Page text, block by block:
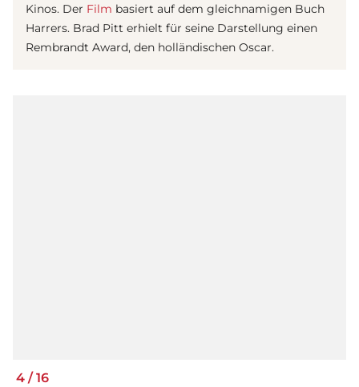
Kinos. Der Film basiert auf dem gleichnamigen Buch
Harrers. Brad Pitt erhielt für seine Darstellung einen
Rembrandt Award, den holländischen Oscar.
4 / 16